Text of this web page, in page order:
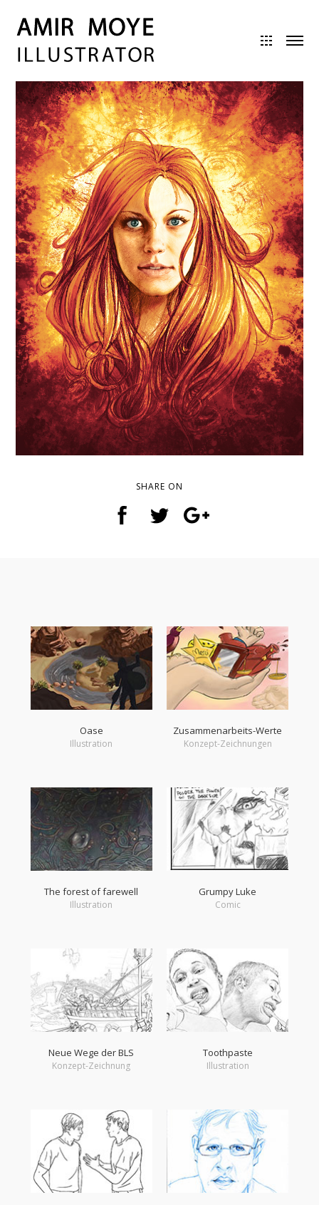
SHARE ON
Oase
Illustration
Zusammenarbeits-Werte
Konzept-Zeichnungen
The forest of farewell
Illustration
Grumpy Luke
Comic
Neue Wege der BLS
Konzept-Zeichnung
Toothpaste
Illustration